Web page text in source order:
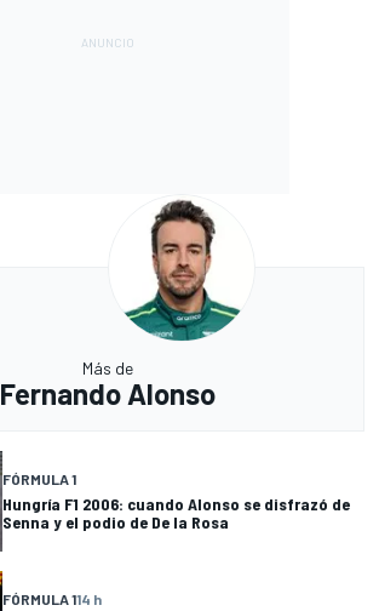
Más de
Fernando Alonso
FÓRMULA 1
Hungría F1 2006: cuando Alonso se disfrazó de
Senna y el podio de De la Rosa
FÓRMULA 114 h